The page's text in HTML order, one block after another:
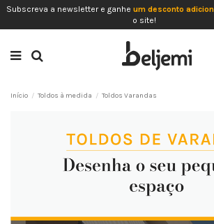
Subscreva a newsletter e ganhe um desconto
o site!
Início Toldos à medida Toldos Varandas